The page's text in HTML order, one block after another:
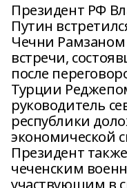
Президент РФ
Путин
Чечни
встречи,
после
Турции
руководитель
республики
экономической
Президент
чеченским
участвующим в